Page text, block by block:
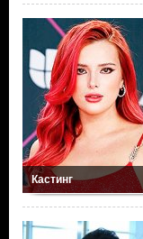
Кастинг